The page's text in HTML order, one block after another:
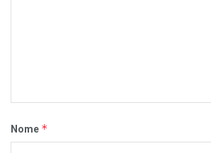
Nome *